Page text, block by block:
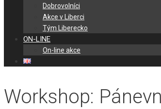
Dobrovolníci
Akce v Liberci
Tým Liberecko
ON-LINE
On-line akce
Workshop: